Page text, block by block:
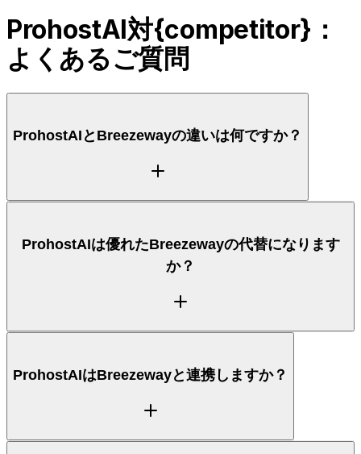
ProhostAI対{competitor}：
よくあるご質問
ProhostAIとBreezewayの違いは何ですか？
ク、アップセルを一つのプロダクトで処理するAIコホ
ストで、24時間365日のAutopilotとAI Memoryを備
えています。Breezeway（Property Care &
Operations）はそのコア領域に強みがあります。上
の比較表で、各ツールがどこで優れているかを並べて
ProhostAIは優れたBreezewayの代替になります
か？
る一つのAIコホストを求めるホストにとって、
ProhostAIは優れたBreezewayの代替です。多くのホ
ストが、ツールを統合し、24時間365日のAutopilot
返信を得て、Hostaway、Hospitable、Guesty、
ProhostAIはBreezewayと連携しますか？